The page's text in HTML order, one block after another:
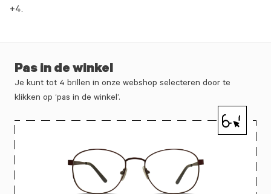
+4.
Pas in de winkel
Je kunt tot 4 brillen in onze webshop selecteren door te
klikken op ‘pas in de winkel’.